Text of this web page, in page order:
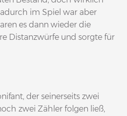
im Spiel war aber
es dann wieder die
Distanzwürfe und sorgte für
der seinerseits zwei
zwei Zähler folgen ließ,